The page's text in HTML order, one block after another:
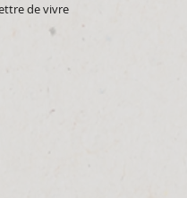
de vivre